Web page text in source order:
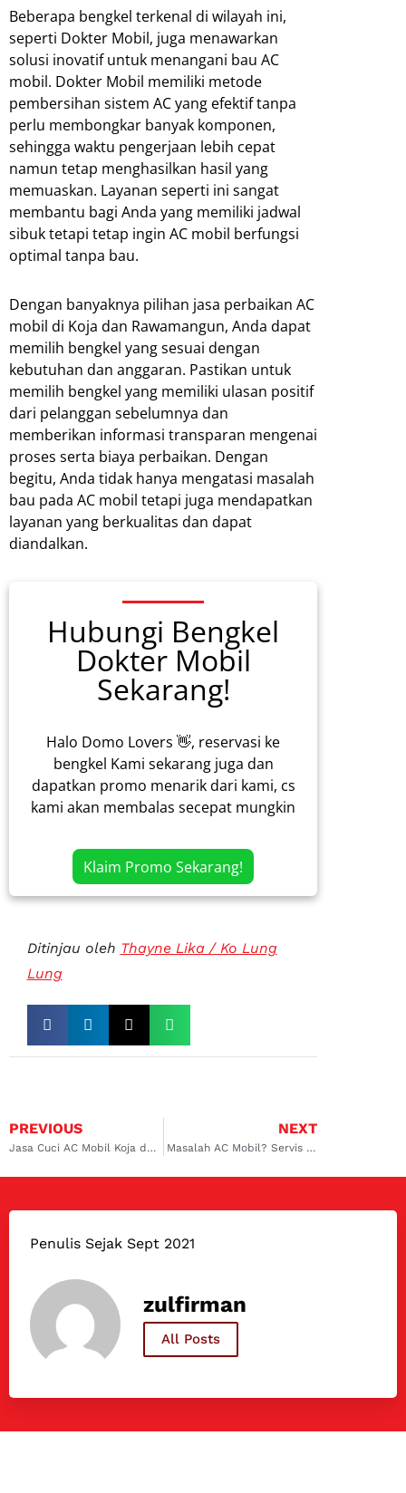
Beberapa bengkel terkenal di wilayah ini,
seperti Dokter Mobil, juga menawarkan
solusi inovatif untuk menangani bau AC
mobil. Dokter Mobil memiliki metode
pembersihan sistem AC yang efektif tanpa
perlu membongkar banyak komponen,
sehingga waktu pengerjaan lebih cepat
namun tetap menghasilkan hasil yang
memuaskan. Layanan seperti ini sangat
membantu bagi Anda yang memiliki jadwal
sibuk tetapi tetap ingin AC mobil berfungsi
optimal tanpa bau.
Dengan banyaknya pilihan jasa perbaikan AC
mobil di Koja dan Rawamangun, Anda dapat
memilih bengkel yang sesuai dengan
kebutuhan dan anggaran. Pastikan untuk
memilih bengkel yang memiliki ulasan positif
dari pelanggan sebelumnya dan
memberikan informasi transparan mengenai
proses serta biaya perbaikan. Dengan
begitu, Anda tidak hanya mengatasi masalah
bau pada AC mobil tetapi juga mendapatkan
layanan yang berkualitas dan dapat
diandalkan.
Hubungi Bengkel
Dokter Mobil
Sekarang!
Halo Domo Lovers 👋, reservasi ke
bengkel Kami sekarang juga dan
dapatkan promo menarik dari kami, cs
kami akan membalas secepat mungkin
Klaim Promo Sekarang!
Ditinjau oleh Thayne Lika / Ko Lung
Lung
PREVIOUS
Jasa Cuci AC Mobil Koja dan Rawamangun, Investasi Kecil untuk Kenyamanan Berkendara Lebih Baik
NEXT
Masalah AC Mobil? Servis AC Mobil Avanza Anda di Surabaya Barat yang Bermutu di Dokter Mobil
Penulis Sejak Sept 2021
zulfirman
All Posts